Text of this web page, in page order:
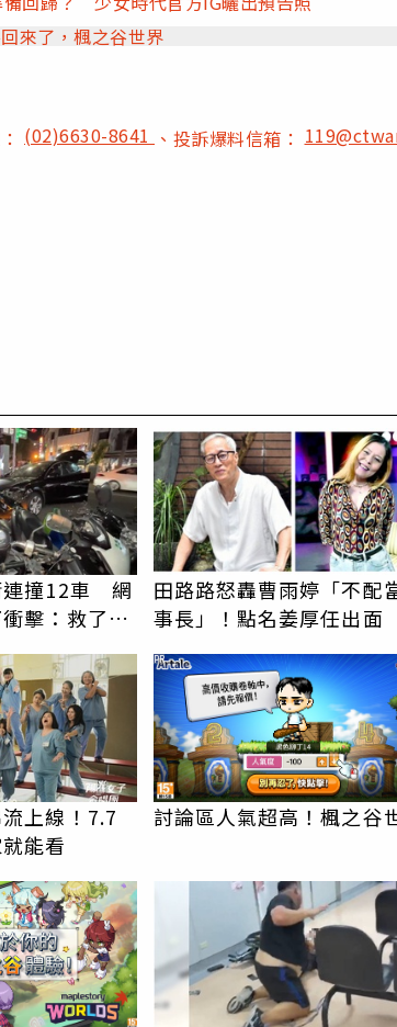
來了，楓之谷世界
(02)6630-8641 、投訴爆料信箱：
連撞12車 網
擊：救了很
田路路怒轟曹雨婷「不配
事長」！點名姜厚任出
尊首度回應了
流上線！7.7
能看
討論區人氣超高！楓之谷
PR